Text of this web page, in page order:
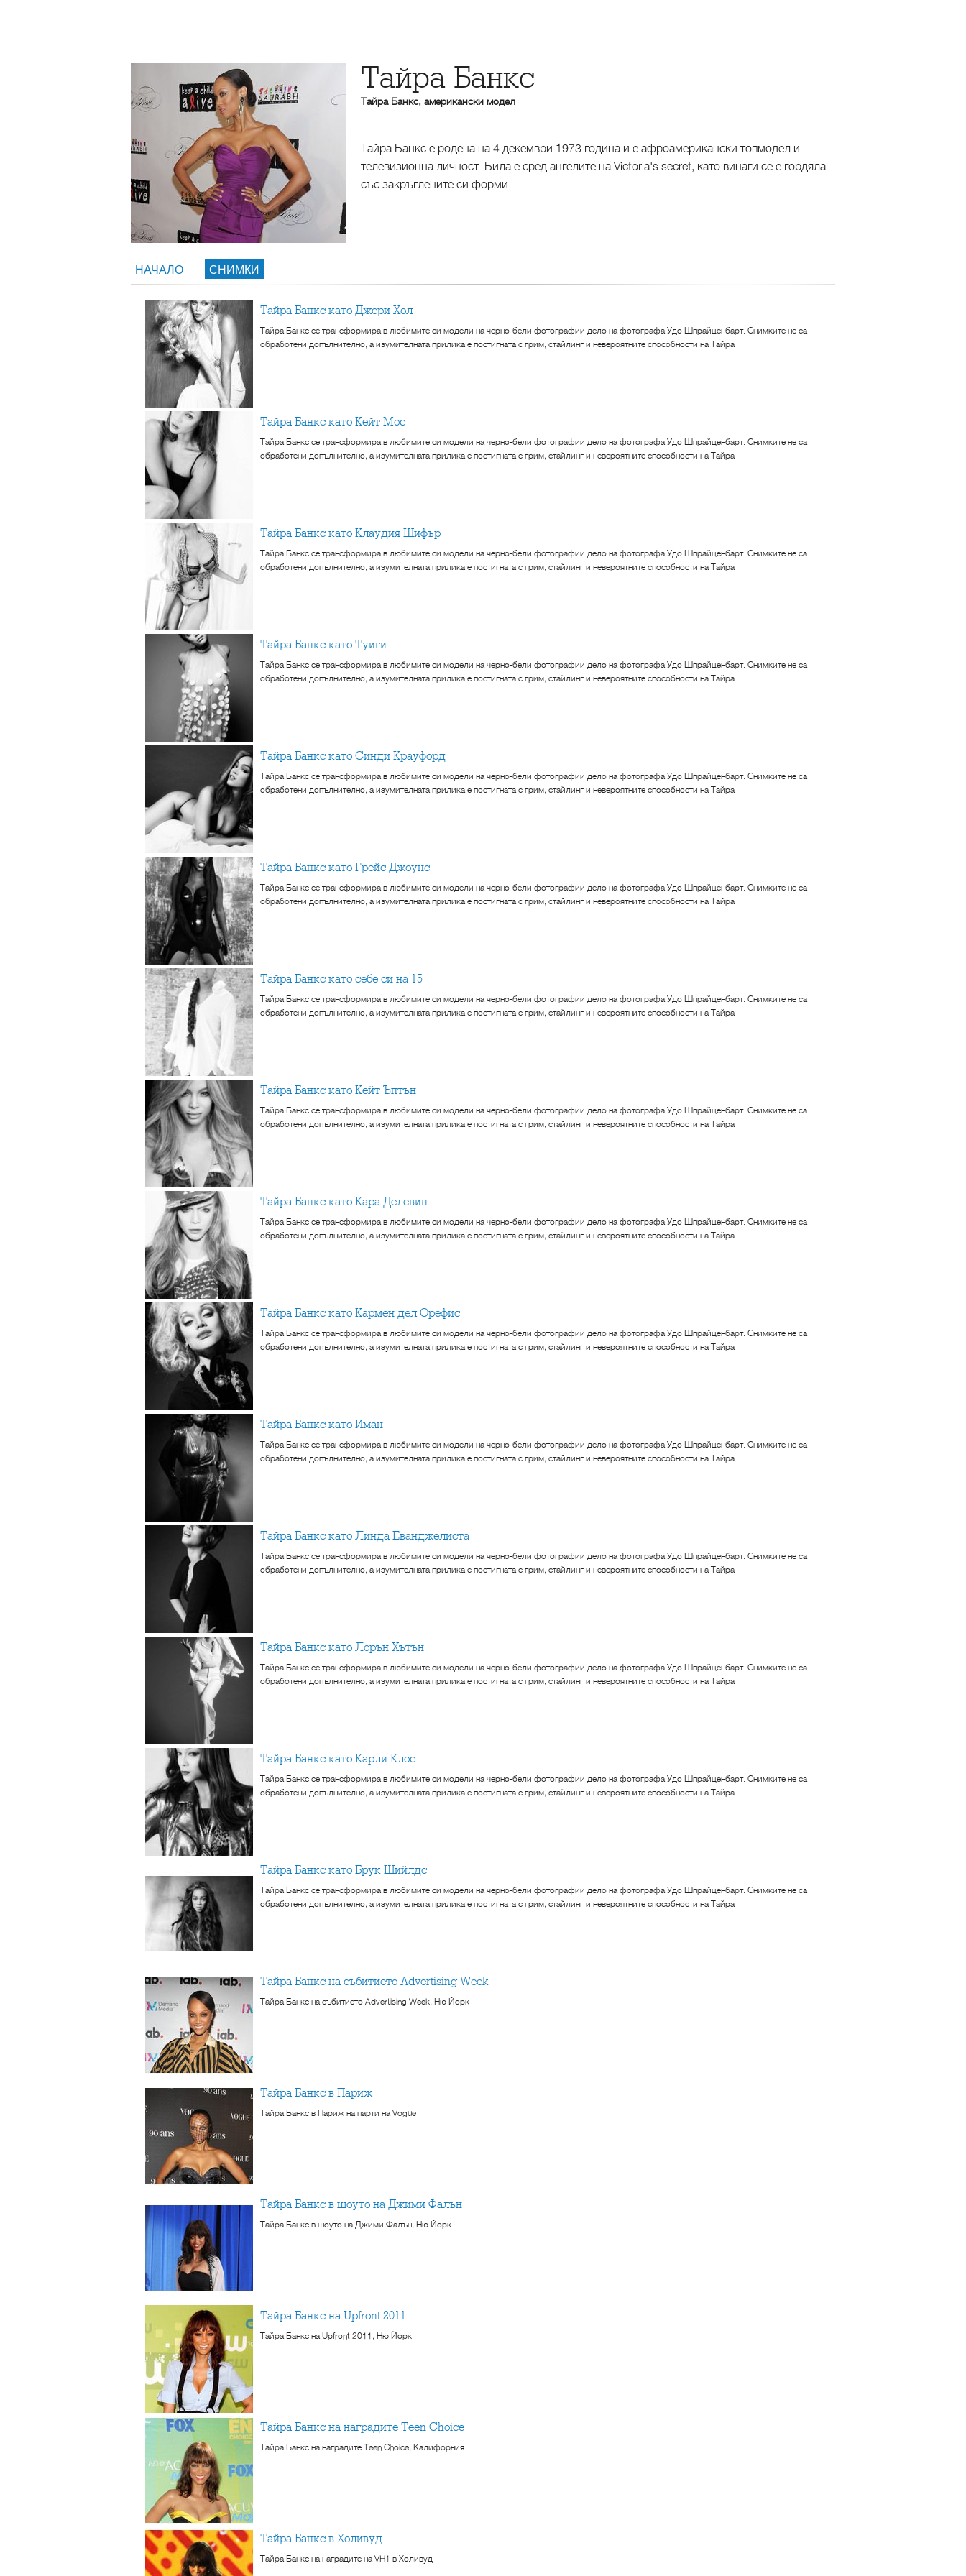
Тайра Банкс
Тайра Банкс, американски модел
Тайра Банкс е родена на 4 декември 1973 година и е афроамерикански топмодел и
телевизионна личност. Била е сред ангелите на Victoria's secret, като винаги се е гордяла
със закръглените си форми.
НАЧАЛО СНИМКИ
Тайра Банкс като Джери Хол
Тайра Банкс се трансформира в любимите си модели на черно-бели фотографии дело на фотографа Удо Шпрайценбарт. Снимките не са
обработени допълнително, а изумителната прилика е постигната с грим, стайлинг и невероятните способности на Тайра
Тайра Банкс като Кейт Мос
Тайра Банкс се трансформира в любимите си модели на черно-бели фотографии дело на фотографа Удо Шпрайценбарт. Снимките не са
обработени допълнително, а изумителната прилика е постигната с грим, стайлинг и невероятните способности на Тайра
Тайра Банкс като Клаудия Шифър
Тайра Банкс се трансформира в любимите си модели на черно-бели фотографии дело на фотографа Удо Шпрайценбарт. Снимките не са
обработени допълнително, а изумителната прилика е постигната с грим, стайлинг и невероятните способности на Тайра
Тайра Банкс като Туиги
Тайра Банкс се трансформира в любимите си модели на черно-бели фотографии дело на фотографа Удо Шпрайценбарт. Снимките не са
обработени допълнително, а изумителната прилика е постигната с грим, стайлинг и невероятните способности на Тайра
Тайра Банкс като Синди Крауфорд
Тайра Банкс се трансформира в любимите си модели на черно-бели фотографии дело на фотографа Удо Шпрайценбарт. Снимките не са
обработени допълнително, а изумителната прилика е постигната с грим, стайлинг и невероятните способности на Тайра
Тайра Банкс като Грейс Джоунс
Тайра Банкс се трансформира в любимите си модели на черно-бели фотографии дело на фотографа Удо Шпрайценбарт. Снимките не са
обработени допълнително, а изумителната прилика е постигната с грим, стайлинг и невероятните способности на Тайра
Тайра Банкс като себе си на 15
Тайра Банкс се трансформира в любимите си модели на черно-бели фотографии дело на фотографа Удо Шпрайценбарт. Снимките не са
обработени допълнително, а изумителната прилика е постигната с грим, стайлинг и невероятните способности на Тайра
Тайра Банкс като Кейт Ъптън
Тайра Банкс се трансформира в любимите си модели на черно-бели фотографии дело на фотографа Удо Шпрайценбарт. Снимките не са
обработени допълнително, а изумителната прилика е постигната с грим, стайлинг и невероятните способности на Тайра
Тайра Банкс като Кара Делевин
Тайра Банкс се трансформира в любимите си модели на черно-бели фотографии дело на фотографа Удо Шпрайценбарт. Снимките не са
обработени допълнително, а изумителната прилика е постигната с грим, стайлинг и невероятните способности на Тайра
Тайра Банкс като Кармен дел Орефис
Тайра Банкс се трансформира в любимите си модели на черно-бели фотографии дело на фотографа Удо Шпрайценбарт. Снимките не са
обработени допълнително, а изумителната прилика е постигната с грим, стайлинг и невероятните способности на Тайра
Тайра Банкс като Иман
Тайра Банкс се трансформира в любимите си модели на черно-бели фотографии дело на фотографа Удо Шпрайценбарт. Снимките не са
обработени допълнително, а изумителната прилика е постигната с грим, стайлинг и невероятните способности на Тайра
Тайра Банкс като Линда Еванджелиста
Тайра Банкс се трансформира в любимите си модели на черно-бели фотографии дело на фотографа Удо Шпрайценбарт. Снимките не са
обработени допълнително, а изумителната прилика е постигната с грим, стайлинг и невероятните способности на Тайра
Тайра Банкс като Лорън Хътън
Тайра Банкс се трансформира в любимите си модели на черно-бели фотографии дело на фотографа Удо Шпрайценбарт. Снимките не са
обработени допълнително, а изумителната прилика е постигната с грим, стайлинг и невероятните способности на Тайра
Тайра Банкс като Карли Клос
Тайра Банкс се трансформира в любимите си модели на черно-бели фотографии дело на фотографа Удо Шпрайценбарт. Снимките не са
обработени допълнително, а изумителната прилика е постигната с грим, стайлинг и невероятните способности на Тайра
Тайра Банкс като Брук Шийлдс
Тайра Банкс се трансформира в любимите си модели на черно-бели фотографии дело на фотографа Удо Шпрайценбарт. Снимките не са
обработени допълнително, а изумителната прилика е постигната с грим, стайлинг и невероятните способности на Тайра
Тайра Банкс на събитието Advertising Week
Тайра Банкс на събитието Advertising Week, Ню Йорк
Тайра Банкс в Париж
Тайра Банкс в Париж на парти на Vogue
Тайра Банкс в шоуто на Джими Фалън
Тайра Банкс в шоуто на Джими Фалън, Ню Йорк
Тайра Банкс на Upfront 2011
Тайра Банкс на Upfront 2011, Ню Йорк
Тайра Банкс на наградите Teen Choice
Тайра Банкс на наградите Teen Choice, Калифорния
Тайра Банкс в Холивуд
Тайра Банкс на наградите на VH1 в Холивуд